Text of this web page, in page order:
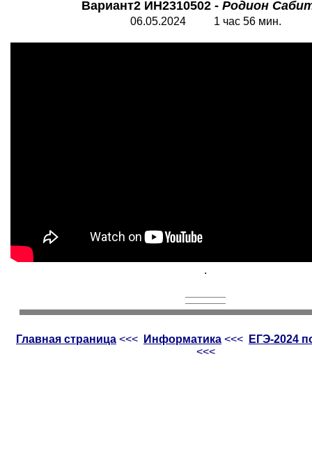
Вариант2 ИН2310502 - Родион
06.05.2024 1 час 56 мин.
.
Главная страница <<< Информатика <<<
ЕГЭ-2024
<<<